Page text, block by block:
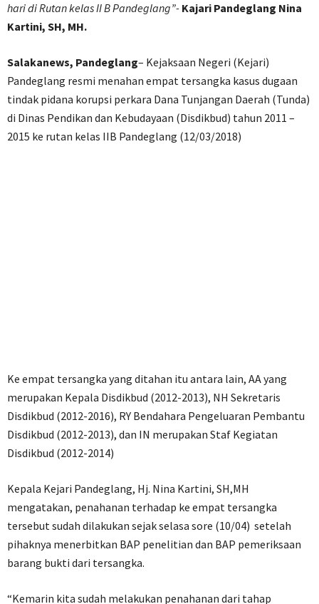
hari di Rutan kelas II B Pandeglang”- Kajari Pandeglang Nina
Kartini, SH, MH.
Salakanews, Pandeglang– Kejaksaan Negeri (Kejari)
Pandeglang resmi menahan empat tersangka kasus dugaan
tindak pidana korupsi perkara Dana Tunjangan Daerah (Tunda)
di Dinas Pendikan dan Kebudayaan (Disdikbud) tahun 2011 –
2015 ke rutan kelas IIB Pandeglang (12/03/2018)
Ke empat tersangka yang ditahan itu antara lain, AA yang
merupakan Kepala Disdikbud (2012-2013), NH Sekretaris
Disdikbud (2012-2016), RY Bendahara Pengeluaran Pembantu
Disdikbud (2012-2013), dan IN merupakan Staf Kegiatan
Disdikbud (2012-2014)
Kepala Kejari Pandeglang, Hj. Nina Kartini, SH,MH
mengatakan, penahanan terhadap ke empat tersangka
tersebut sudah dilakukan sejak selasa sore (10/04) setelah
pihaknya menerbitkan BAP penelitian dan BAP pemeriksaan
barang bukti dari tersangka.
“Kemarin kita sudah melakukan penahanan dari tahap